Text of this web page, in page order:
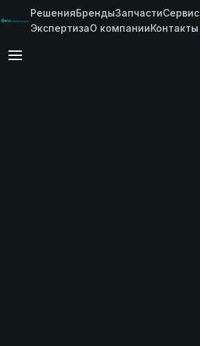
РешенияБрендыЗапчастиСервис
ЭкспертизаО компанииКонтакты